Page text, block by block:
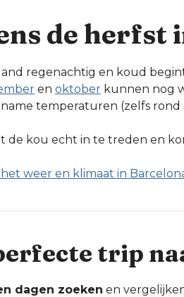
de herfst
regenachtig en koud
en oktober kunnen nog
temperaturen (zelfs
de kou echt in te treden en
weer en klimaat in
trip
dagen zoeken en